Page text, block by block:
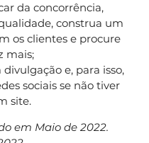
da concorrência,
construa um
os clientes e procure
mais;
e, para isso,
sociais se não tiver
site.
em Maio de 2022.